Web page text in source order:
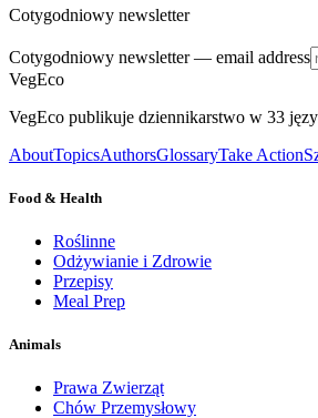
Cotygodniowy newsletter
Cotygodniowy newsletter— email address
VegEco
VegEco publikuje dziennikarstwo w 33
AboutTopicsAuthorsGlossaryTake Action
Food & Health
Roślinne
Odżywianie i Zdrowie
Przepisy
Meal Prep
Animals
Prawa Zwierząt
Chów Przemysłowy